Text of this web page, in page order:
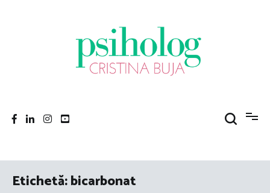
Etichetă:bicarbonat